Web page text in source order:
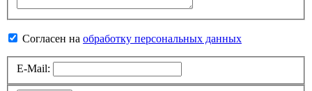
Согласен на обработку персональных данных
E-Mail: